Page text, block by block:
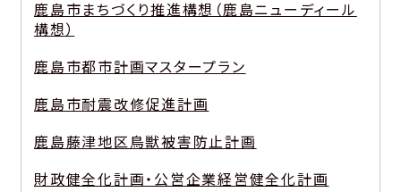
鹿島市まちづくり推進構想（鹿島ニューディール
構想）
鹿島市都市計画マスタープラン
鹿島市耐震改修促進計画
鹿島藤津地区鳥獣被害防止計画
財政健全化計画・公営企業経営健全化計画